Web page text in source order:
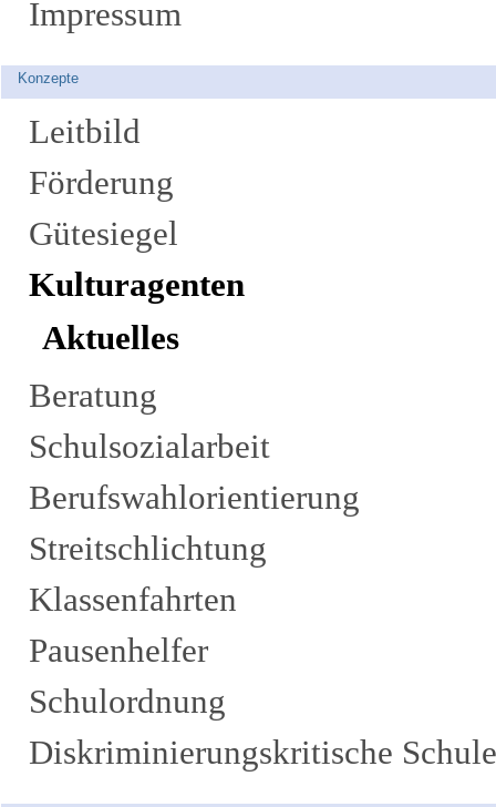
Impressum
Konzepte
Leitbild
Förderung
Gütesiegel
Kulturagenten
Aktuelles
Beratung
Schulsozialarbeit
Berufswahlorientierung
Streitschlichtung
Klassenfahrten
Pausenhelfer
Schulordnung
Diskriminierungskritische Schule